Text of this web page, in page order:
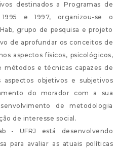
destinados a Programas de
e 1997, organizou-se o
grupo de pesquisa e projeto
de aprofundar os conceitos de
aspectos físicos, psicológicos,
métodos e técnicas capazes de
objetivos e subjetivos
do morador com a sua
de metodologia
de interesse social.
- UFRJ está desenvolvendo
para avaliar as atuais políticas